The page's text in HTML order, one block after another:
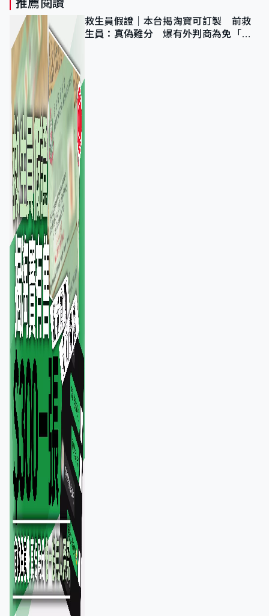
推薦閱讀
救生員假證｜本台揭淘寶可訂製 前救
生員：真偽難分 爆有外判商為免「封